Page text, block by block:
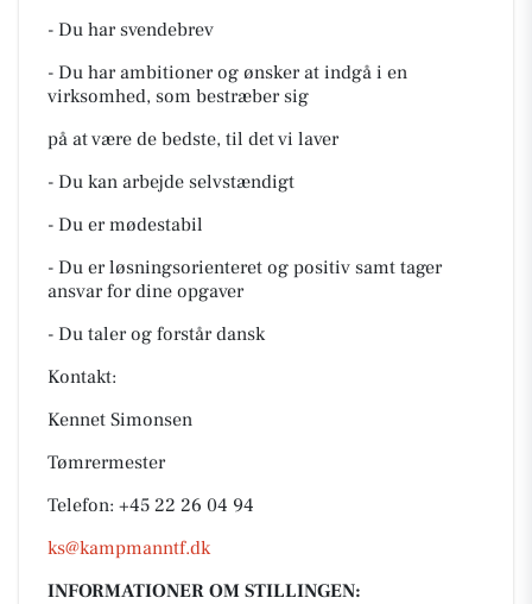
- Du har svendebrev
- Du har ambitioner og ønsker at indgå i en
virksomhed, som bestræber sig
på at være de bedste, til det vi laver
- Du kan arbejde selvstændigt
- Du er mødestabil
- Du er løsningsorienteret og positiv samt tager
ansvar for dine opgaver
- Du taler og forstår dansk
Kontakt:
Kennet Simonsen
Tømrermester
Telefon: +45 22 26 04 94
ks@kampmanntf.dk
INFORMATIONER OM STILLINGEN: